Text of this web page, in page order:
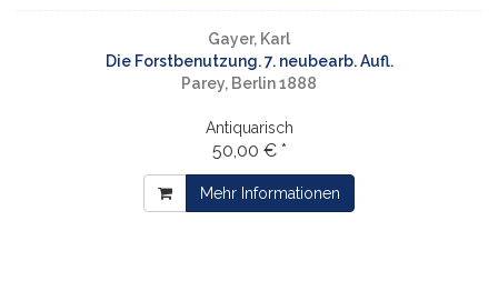
Gayer, Karl
Die Forstbenutzung. 7. neubearb. Aufl.
Parey, Berlin 1888
Antiquarisch
50,00 € *
Mehr Informationen